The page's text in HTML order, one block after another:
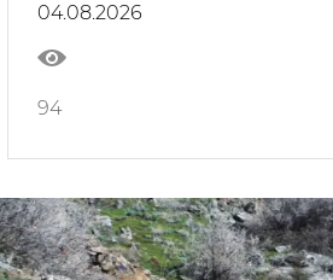
04.08.2026
94